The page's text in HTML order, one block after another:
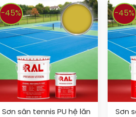
-45%
Sơn sân tennis PU hệ lăn
-45%
Sơn